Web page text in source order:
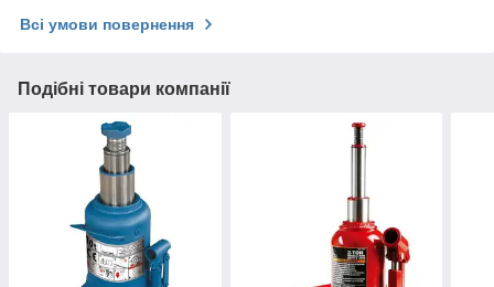
Всі умови повернення
Подібні товари компанії